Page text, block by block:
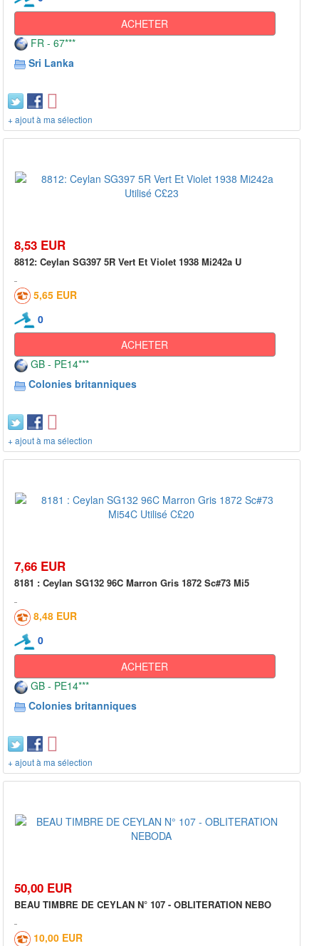
ACHETER
FR - 67***
Sri Lanka
+ ajout à ma sélection
8,53 EUR
8812: Ceylan SG397 5R Vert Et Violet 1938 Mi242a U
5,65 EUR
0
ACHETER
GB - PE14***
Colonies britanniques
+ ajout à ma sélection
7,66 EUR
8181 : Ceylan SG132 96C Marron Gris 1872 Sc#73 Mi5
8,48 EUR
0
ACHETER
GB - PE14***
Colonies britanniques
+ ajout à ma sélection
50,00 EUR
BEAU TIMBRE DE CEYLAN N° 107 - OBLITERATION NEBO
10,00 EUR